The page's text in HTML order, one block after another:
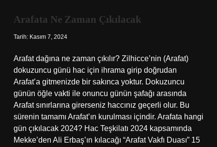
Arafata Ne Zaman Çıkılacak
Tarih: Kasım 7, 2024
Arafat dağına ne zaman çıkılır? Zilhicce’nin (Arafat)
dokuzuncu günü hac için ihrama girip doğrudan
Arafat’a gitmenizde bir sakınca yoktur. Dokuzuncu
günün öğle vakti ile onuncu günün şafağı arasında
Arafat sınırlarına girerseniz haccınız geçerli olur. Bu
sürenin tamamı Arafat’ın kurulması içindir. Arafata hangi
gün çıkılacak 2024? Hac Teşkilatı 2024 kapsamında
Mekke’den Ali Erbaş’ın kılacağı “Arafat Vakfı Duası” 15